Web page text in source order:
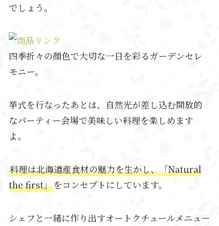
でしょう。
四季折々の顔色で大切な一日を彩るガーデンセレ
モニー。
挙式を行なったあとは、自然光が差し込む開放的
なパーティー会場で美味しい料理を楽しめます
よ。
料理は北海道産食材の魅力を生かし、「Natural
the first」をコンセプトにしています。
シェフと一緒に作り出すオートクチュールメニュー